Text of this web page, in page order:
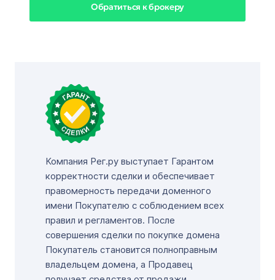
Обратиться к брокеру
Компания Рег.ру выступает Гарантом
корректности сделки и обеспечивает
правомерность передачи доменного
имени Покупателю с соблюдением всех
правил и регламентов. После
совершения сделки по покупке домена
Покупатель становится полноправным
владельцем домена, а Продавец